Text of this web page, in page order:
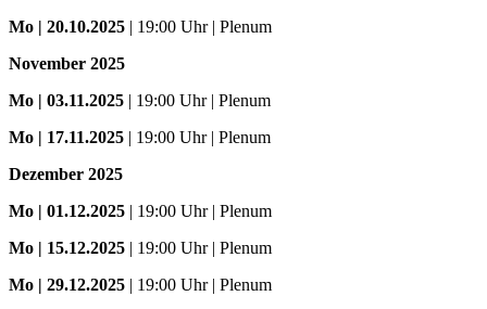
Mo | 20.10.2025 | 19:00 Uhr | Plenum
November 2025
Mo | 03.11.2025 | 19:00 Uhr | Plenum
Mo | 17.11.2025 | 19:00 Uhr | Plenum
Dezember 2025
Mo | 01.12.2025 | 19:00 Uhr | Plenum
Mo | 15.12.2025 | 19:00 Uhr | Plenum
Mo | 29.12.2025 | 19:00 Uhr | Plenum